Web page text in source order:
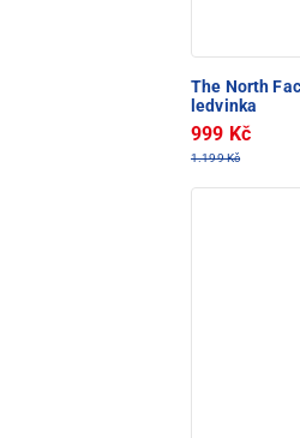
The North
ledvinka
999 Kč
1.199 Kč